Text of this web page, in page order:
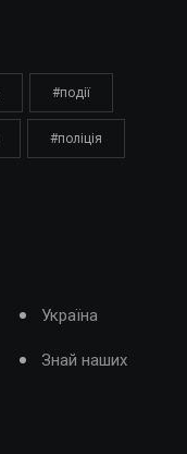
#події
#поліція
Україна
Знай наших